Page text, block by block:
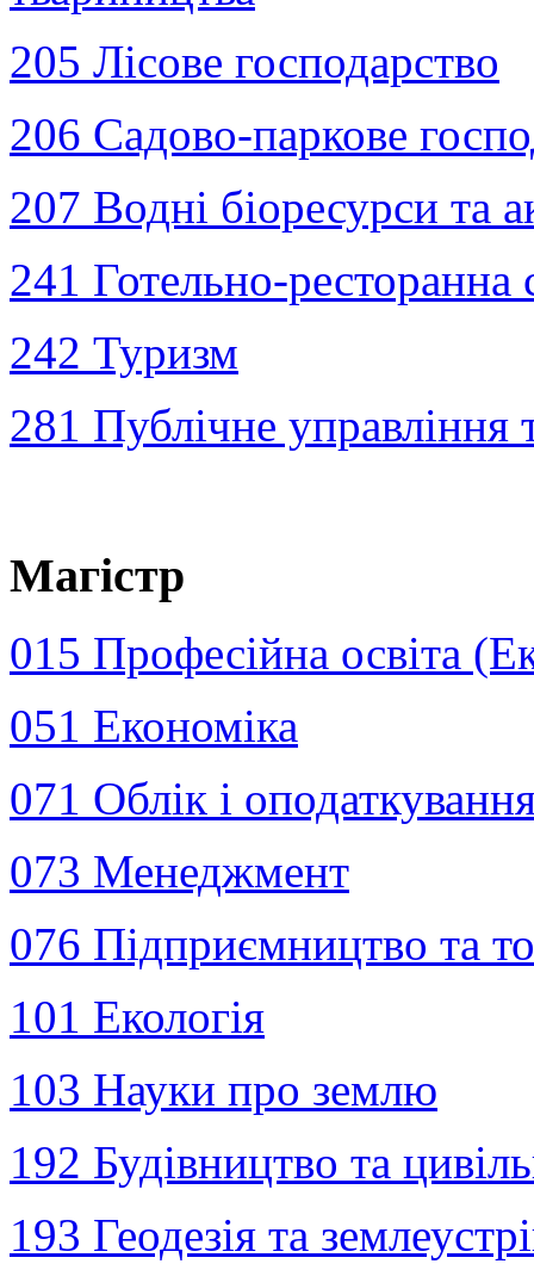
205 Лісове господарство
206 Садово-паркове
207 Водні біоресурси та
241 Готельно-ресторанна
242 Туризм
281 Публічне управління
Магістр
015 Професійна освіта
051 Економіка
071 Облік і
073 Менеджмент
076 Пiдприємництво та
101 Екологія
103 Науки про землю
192 Будівництво та
193 Геодезія та